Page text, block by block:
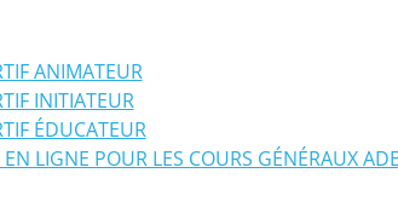
ANIMATEUR
INITIATEUR
ÉDUCATEUR
LIGNE POUR LES COURS GÉNÉRAUX